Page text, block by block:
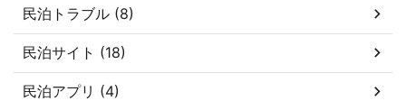
民泊トラブル (8)
民泊サイト (18)
民泊アプリ (4)